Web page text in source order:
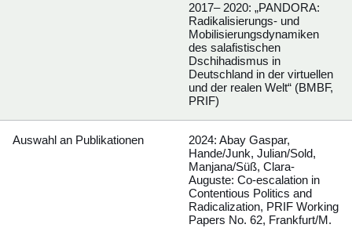
2017– 2020: „PANDORA:
Radikalisierungs- und
Mobilisierungsdynamiken
des salafistischen
Dschihadismus in
Deutschland in der virtuellen
und der realen Welt“ (BMBF,
PRIF)
Auswahl an Publikationen
2024: Abay Gaspar,
Hande/Junk, Julian/Sold,
Manjana/Süß, Clara-
Auguste: Co-escalation in
Contentious Politics and
Radicalization, PRIF Working
Papers No. 62, Frankfurt/M.